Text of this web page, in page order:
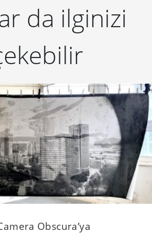
da ilginizi
Obscura’ya